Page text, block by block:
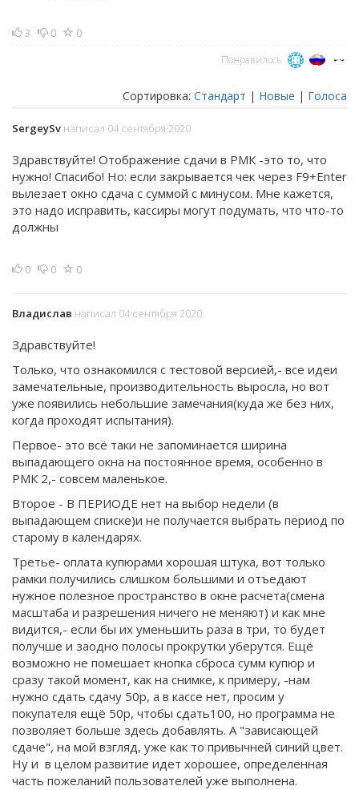
3 0 0
Понравилось
Сортировка: Стандарт | Новые | Голоса
SergeySv написал 04 сентября 2020
Здравствуйте! Отображение сдачи в РМК -это то, что
нужно! Спасибо! Но: если закрывается чек через F9+Enter
вылезает окно сдача с суммой с минусом. Мне кажется,
это надо исправить, кассиры могут подумать, что что-то
должны
0 0 0
Владислав написал 04 сентября 2020
Здравствуйте!
Только, что ознакомился с тестовой версией,- все идеи
замечательные, производительность выросла, но вот
уже появились небольшие замечания(куда же без них,
когда проходят испытания).
Первое- это всё таки не запоминается ширина
выпадающего окна на постоянное время, особенно в
РМК 2,- совсем маленькое.
Второе - В ПЕРИОДЕ нет на выбор недели (в
выпадающем списке)и не получается выбрать период по
старому в календарях.
Третье- оплата купюрами хорошая штука, вот только
рамки получились слишком большими и отъедают
нужное полезное пространство в окне расчета(смена
масштаба и разрешения ничего не меняют) и как мне
видится,- если бы их уменьшить раза в три, то будет
получше и заодно полосы прокрутки уберутся. Ещё
возможно не помешает кнопка сброса сумм купюр и
сразу такой момент, как на снимке, к примеру, -нам
нужно сдать сдачу 50р, а в кассе нет, просим у
покупателя ещё 50р, чтобы сдать100, но программа не
позволяет больше здесь добавлять. А "зависающей
сдаче", на мой взгляд, уже как то привычней синий цвет.
Ну и в целом развитие идет хорошее, определенная
часть пожеланий пользователей уже выполнена.